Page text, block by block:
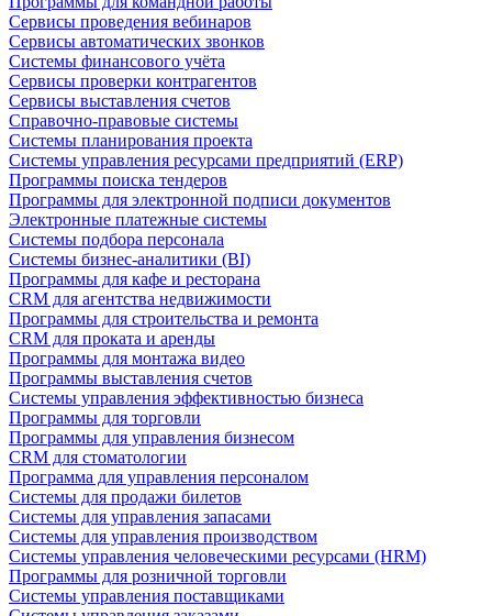
Сервисы проведения вебинаров
Сервисы автоматических звонков
Системы финансового учёта
Сервисы проверки контрагентов
Сервисы выставления счетов
Справочно-правовые системы
Системы планирования проекта
Системы управления ресурсами предприятий (ERP)
Программы поиска тендеров
Программы для электронной подписи документов
Электронные платежные системы
Системы подбора персонала
Системы бизнес-аналитики (BI)
Программы для кафе и ресторана
CRM для агентства недвижимости
Программы для строительства и ремонта
CRM для проката и аренды
Программы для монтажа видео
Программы выставления счетов
Системы управления эффективностью бизнеса
Программы для торговли
Программы для управления бизнесом
CRM для стоматологии
Программа для управления персоналом
Системы для продажи билетов
Системы для управления запасами
Системы для управления производством
Системы управления человеческими ресурсами (HRM)
Программы для розничной торговли
Системы управления поставщиками